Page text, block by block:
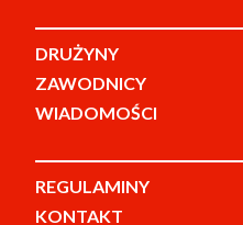
DRUŻYNY
ZAWODNICY
WIADOMOŚCI
REGULAMINY
KONTAKT